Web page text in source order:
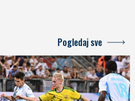
Pogledaj sve